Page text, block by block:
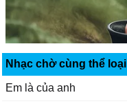
Nhạc chờ cùng thể loại
Em là của anh